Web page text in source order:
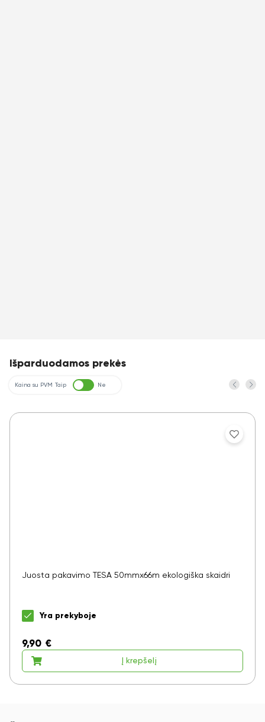
Išparduodamos prekės
Kaina su PVM Taip Ne
Juosta pakavimo TESA 50mmx66m ekologiška skaidri
Yra prekyboje
9,90 €
Į krepšelį